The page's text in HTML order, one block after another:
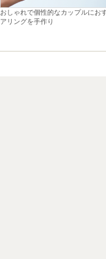
おしゃれで個性的なカップルにお
アリングを手作り